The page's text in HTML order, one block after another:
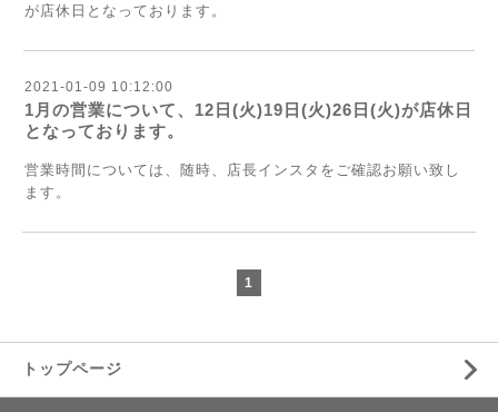
が店休日となっております。
2021-01-09 10:12:00
1月の営業について、12日(火)19日(火)26日(火)が店休日
となっております。
営業時間については、随時、店長インスタをご確認お願い致し
ます。
1
トップページ